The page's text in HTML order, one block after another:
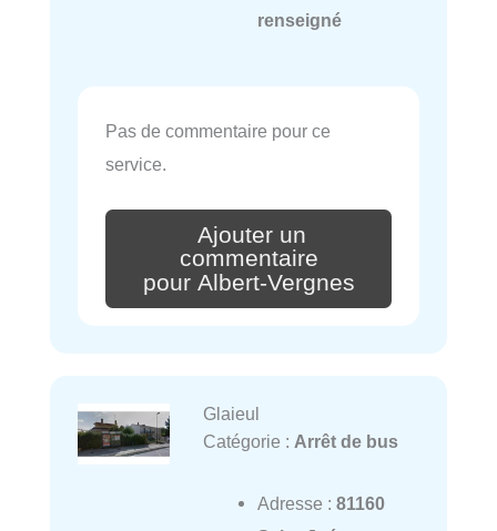
renseigné
Pas de commentaire pour ce
service.
Ajouter un
commentaire
pour Albert-Vergnes
Glaieul
Catégorie : Arrêt de bus
Adresse : 81160